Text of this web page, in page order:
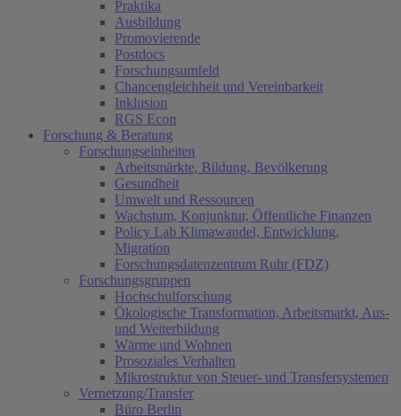
Praktika
Ausbildung
Promovierende
Postdocs
Forschungsumfeld
Chancengleichheit und Vereinbarkeit
Inklusion
RGS Econ
Forschung & Beratung
Forschungseinheiten
Arbeitsmärkte, Bildung, Bevölkerung
Gesundheit
Umwelt und Ressourcen
Wachstum, Konjunktur, Öffentliche Finanzen
Policy Lab Klimawandel, Entwicklung,
Migration
Forschungsdatenzentrum Ruhr (FDZ)
Forschungsgruppen
Hochschulforschung
Ökologische Transformation, Arbeitsmarkt, Aus-
und Weiterbildung
Wärme und Wohnen
Prosoziales Verhalten
Mikrostruktur von Steuer- und Transfersystemen
Vernetzung/Transfer
Büro Berlin